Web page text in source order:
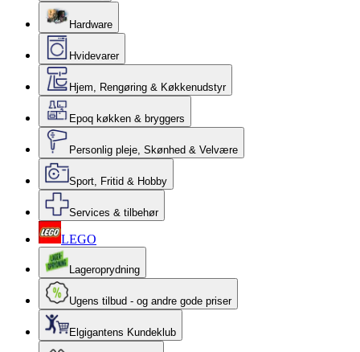
Hardware
Hvidevarer
Hjem, Rengøring & Køkkenudstyr
Epoq køkken & bryggers
Personlig pleje, Skønhed & Velvære
Sport, Fritid & Hobby
Services & tilbehør
LEGO
Lageroprydning
Ugens tilbud - og andre gode priser
Elgigantens Kundeklub